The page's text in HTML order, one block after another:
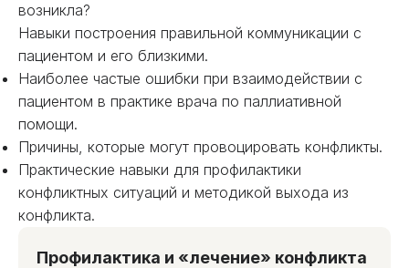
возникла?
Навыки построения правильной коммуникации с
пациентом и его близкими.
Наиболее частые ошибки при взаимодействии с
пациентом в практике врача по паллиативной
помощи.
Причины, которые могут провоцировать конфликты.
Практические навыки для профилактики
конфликтных ситуаций и методикой выхода из
конфликта.
Профилактика и «лечение» конфликта